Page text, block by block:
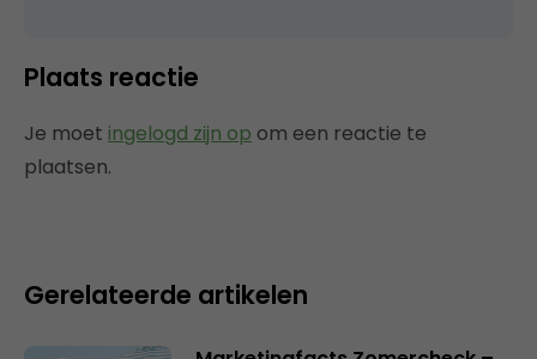
Plaats reactie
Je moet ingelogd zijn op om een reactie te
plaatsen.
Gerelateerde artikelen